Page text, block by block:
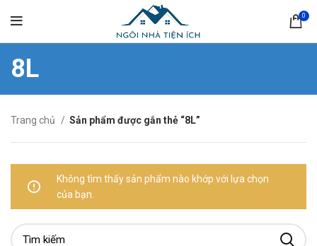
0
8L
Trang chủ Sản phẩm được gắn thẻ “8L”
Không tìm thấy sản phẩm nào khớp với lựa chọn
của bạn.